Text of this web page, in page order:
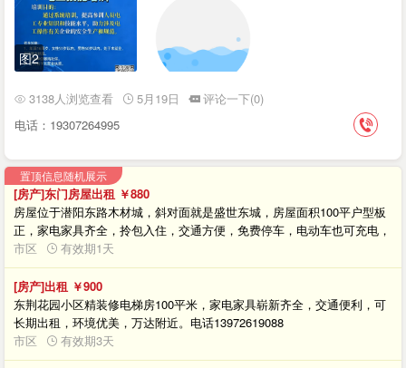
图2
3138人浏览查看 5月19日
评论一下(0)
电话：19307264995
置顶信息随机展示
[房产]东门房屋出租 ￥880
房屋位于潜阳东路木材城，斜对面就是盛世东城，房屋面积100平户型板
正，家电家具齐全，拎包入住，交通方便，免费停车，电动车也可充电，
斜对面就是泰丰校区有中学有幼儿园，是陪读的理想选择。有意者联系肖
女士15271236375
市区 有效期1天
[房产]出租 ￥900
东荆花园小区精装修电梯房100平米，家电家具崭新齐全，交通便利，可
长期出租，环境优美，万达附近。电话13972619088
市区
有效期3天